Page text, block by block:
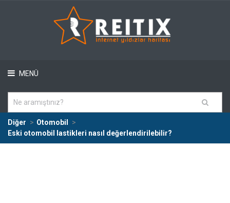
MENÜ
Diğer
Otomobil
Eski otomobil lastikleri nasıl değerlendirilebilir?